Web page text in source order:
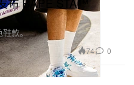
鞋款。
74 0